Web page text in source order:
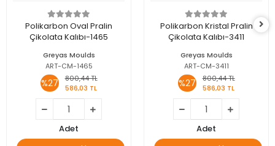
Polikarbon Oval Pralin
Çikolata Kalıbı-1465
Greyas Moulds
ART-CM-1465
%27
800,44 TL
586,03 TL
Adet
Polikarbon Kristal Pralin
Çikolata Kalıbı-3411
Greyas Moulds
ART-CM-3411
%27
800,44 TL
586,03 TL
Adet